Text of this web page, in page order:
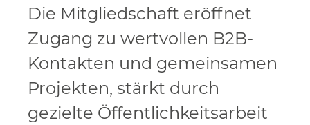
Die Mitgliedschaft eröffnet
Zugang zu wertvollen B2B-
Kontakten und gemeinsamen
Projekten, stärkt durch
gezielte Öffentlichkeitsarbeit